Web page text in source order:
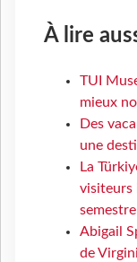
À lire
TUI
mieux
Des
une
La
visiteurs
Abigail
de